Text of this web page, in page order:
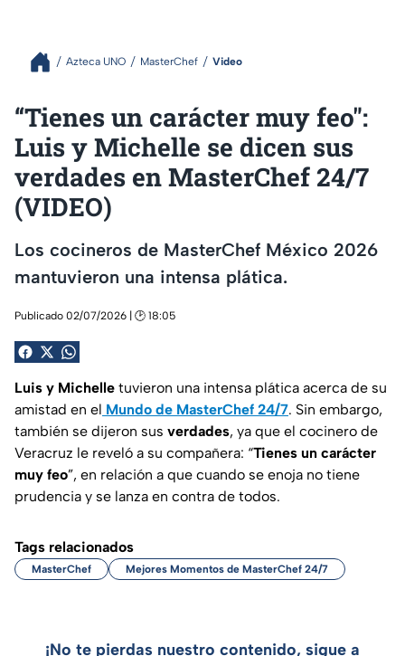
Azteca UNO MasterChef Video
“Tienes un carácter muy feo":
Luis y Michelle se dicen sus
verdades en MasterChef 24/7
(VIDEO)
Los cocineros de MasterChef México 2026
mantuvieron una intensa plática.
Publicado 02/07/2026 | 🕑 18:05
Luis y Michelle tuvieron una intensa plática acerca de su
amistad en el Mundo de MasterChef 24/7. Sin embargo,
también se dijeron sus verdades, ya que el cocinero de
Veracruz le reveló a su compañera: “Tienes un carácter
muy feo”, en relación a que cuando se enoja no tiene
prudencia y se lanza en contra de todos.
Tags relacionados
MasterChef Mejores Momentos de MasterChef 24/7
¡No te pierdas nuestro contenido, sigue a